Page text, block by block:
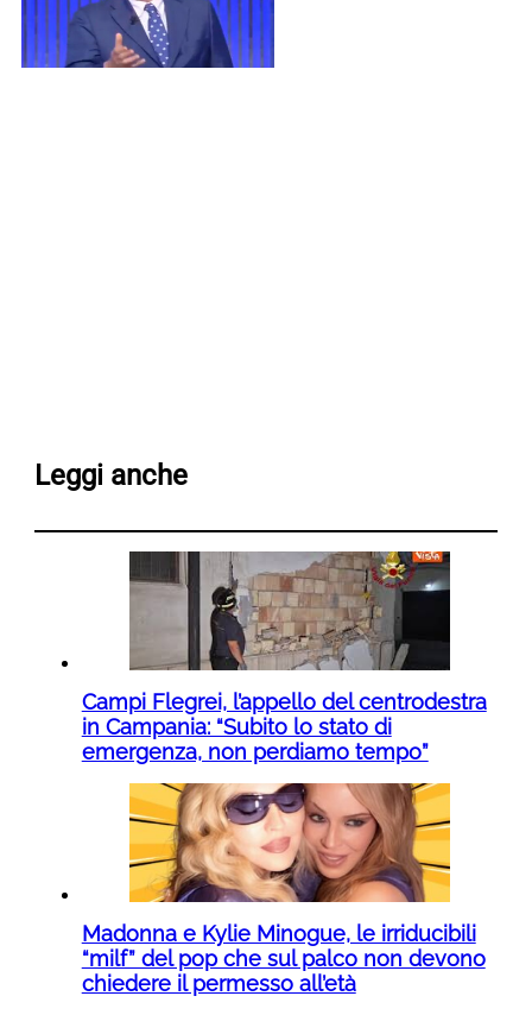
Leggi anche
Campi Flegrei, l’appello del centrodestra
in Campania: “Subito lo stato di
emergenza, non perdiamo tempo”
Madonna e Kylie Minogue, le irriducibili
“milf” del pop che sul palco non devono
chiedere il permesso all’età